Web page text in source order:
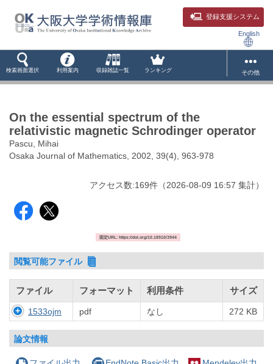
登録支援システム
English
検索画面選択 利用案内 収録雑誌一覧 ランキング その他
On the essential spectrum of the
relativistic magnetic Schrodinger operator
Pascu, Mihai
Osaka Journal of Mathematics, 2002, 39(4), 963-978
アクセス数:169件 （2026-08-09 16:57 集計）
固定URL: https://doi.org/10.18910/3944
閲覧可能ファイル
ファイル フォーマット 利用条件 サイズ
1533ojm pdf なし 272 KB
論文情報